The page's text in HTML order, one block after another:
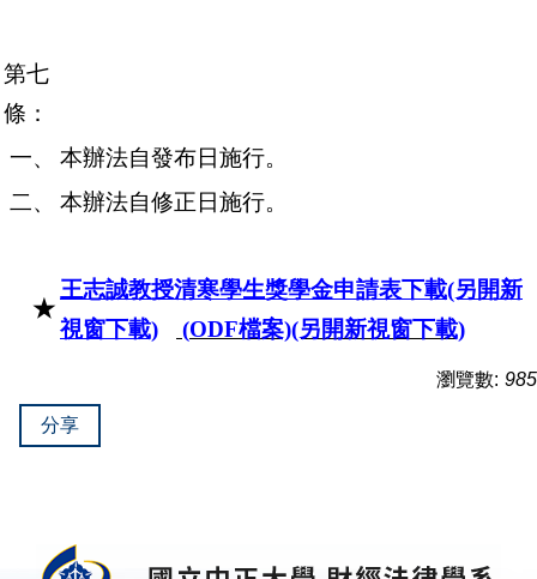
第七
條：
一、
本辦法自發布日施行。
二、
本辦法自修正日施行。
★
王志誠教授清寒學生獎學金申請表下載(另開新
視窗下載)
(ODF檔案)(另開新視窗下載)
瀏覽數: 985
分享